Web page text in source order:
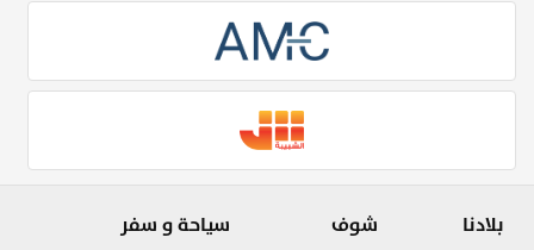
بلادنا
شوف
سياحة و سفر